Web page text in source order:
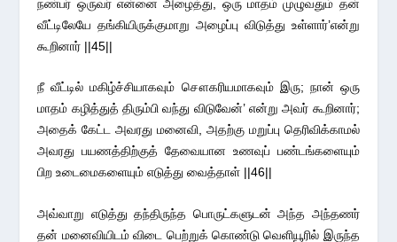
நண்பர் ஒருவர் என்னை அழைத்து, ஒரு மாதம் முழுவதும் தன்
வீட்டிலேயே தங்கியிருக்குமாறு அழைப்பு விடுத்து உள்ளார்’என்று
கூறினார் ||45||
நீ வீட்டில் மகிழ்ச்சியாகவும் சௌகரியமாகவும் இரு; நான் ஒரு
மாதம் கழித்துத் திரும்பி வந்து விடுவேன்’ என்று அவர் கூறினார்;
அதைக் கேட்ட அவரது மனைவி, அதற்கு மறுப்பு தெரிவிக்காமல்
அவரது பயணத்திற்குத் தேவையான உணவுப் பண்டங்களையும்
பிற உடைமைகளையும் எடுத்து வைத்தாள் ||46||
அவ்வாறு எடுத்து தந்திருந்த பொருட்களுடன் அந்த அந்தணர்
தன் மனைவியிடம் விடை பெற்றுக் கொண்டு வெளியூரில் இருந்த